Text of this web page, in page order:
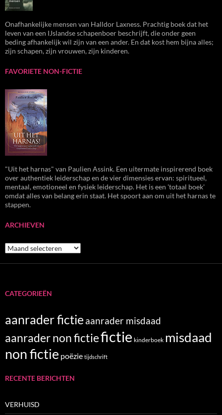
Onafhankelijke mensen van Halldor Laxness. Prachtig boek dat het
leven van een IJslandse schapenboer beschrijft, die onder geen
beding afhankelijk wil zijn van een ander. En dat kost hem bijna alles;
zijn schapen, zijn vrouwen, zijn kinderen.
FAVORIETE NON-FICTIE
"Uit het harnas" van Paulien Assink. Een uitermate inspirerend boek
over authentiek leiderschap en de vier dimensies ervan: spiritueel,
mentaal, emotioneel en fysiek leiderschap. Het is een 'totaal boek'
omdat alles van belang erin staat. Het spoort aan om uit het harnas te
stappen.
ARCHIEVEN
Archieven
CATEGORIEËN
aanrader fictie aanrader misdaad
aanrader non fictiefictie kinderboek misdaad
non fictie poëzie tijdschrift
RECENTE BERICHTEN
VERHUISD